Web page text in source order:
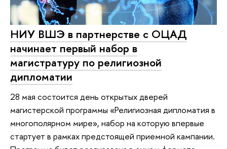
НИУ ВШЭ в партнерстве с ОЦАД
начинает первый набор в
магистратуру по религиозной
дипломатии
28 мая состоится день открытых дверей
магистерской программы «Религиозная дипломатия в
многополярном мире», набор на которую впервые
стартует в рамках предстоящей приемной кампании.